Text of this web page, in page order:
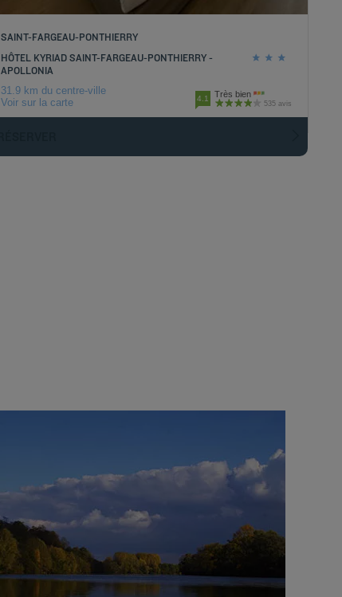
SAINT-FARGEAU-PONTHIERRY
HÔTEL KYRIAD SAINT-FARGEAU-PONTHIERRY -
APOLLONIA
31.9 km du centre-ville
Voir sur la carte
4.1 Très bien
535 avis